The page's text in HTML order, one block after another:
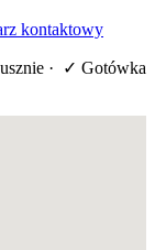
kontaktowy
· ✓ Gotówka